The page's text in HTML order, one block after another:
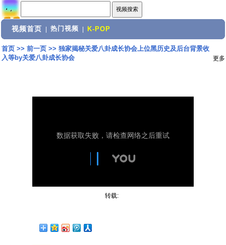
视频首页 热门视频 K-POP
首页>> 前一页>> 独家揭秘关爱八卦成长协会上位黑历史及后台背景收
入等by关爱八卦成长协会
更多
转载: